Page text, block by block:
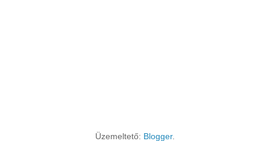
Üzemeltető: Blogger.